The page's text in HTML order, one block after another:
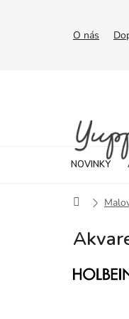
O nás
NOVINKY
Domů